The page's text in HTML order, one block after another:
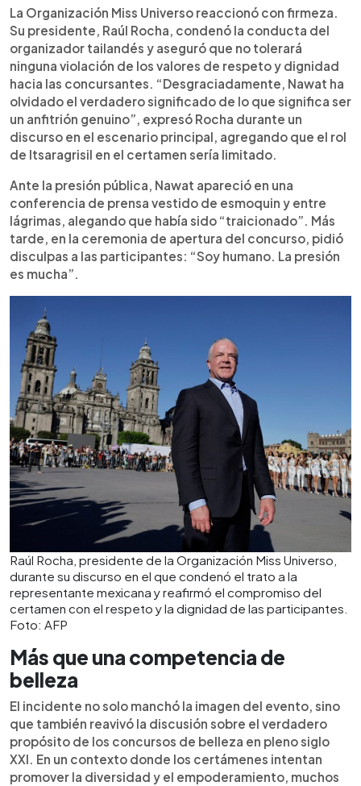
La Organización Miss Universo reaccionó con firmeza.
Su presidente, Raúl Rocha, condenó la conducta del
organizador tailandés y aseguró que no tolerará
ninguna violación de los valores de respeto y dignidad
hacia las concursantes. “Desgraciadamente, Nawat ha
olvidado el verdadero significado de lo que significa ser
un anfitrión genuino”, expresó Rocha durante un
discurso en el escenario principal, agregando que el rol
de Itsaragrisil en el certamen sería limitado.
Ante la presión pública, Nawat apareció en una
conferencia de prensa vestido de esmoquin y entre
lágrimas, alegando que había sido “traicionado”. Más
tarde, en la ceremonia de apertura del concurso, pidió
disculpas a las participantes: “Soy humano. La presión
es mucha”.
Raúl Rocha, presidente de la Organización Miss Universo,
durante su discurso en el que condenó el trato a la
representante mexicana y reafirmó el compromiso del
certamen con el respeto y la dignidad de las participantes.
Foto: AFP
Más que una competencia de
belleza
El incidente no solo manchó la imagen del evento, sino
que también reavivó la discusión sobre el verdadero
propósito de los concursos de belleza en pleno siglo
XXI. En un contexto donde los certámenes intentan
promover la diversidad y el empoderamiento, muchos